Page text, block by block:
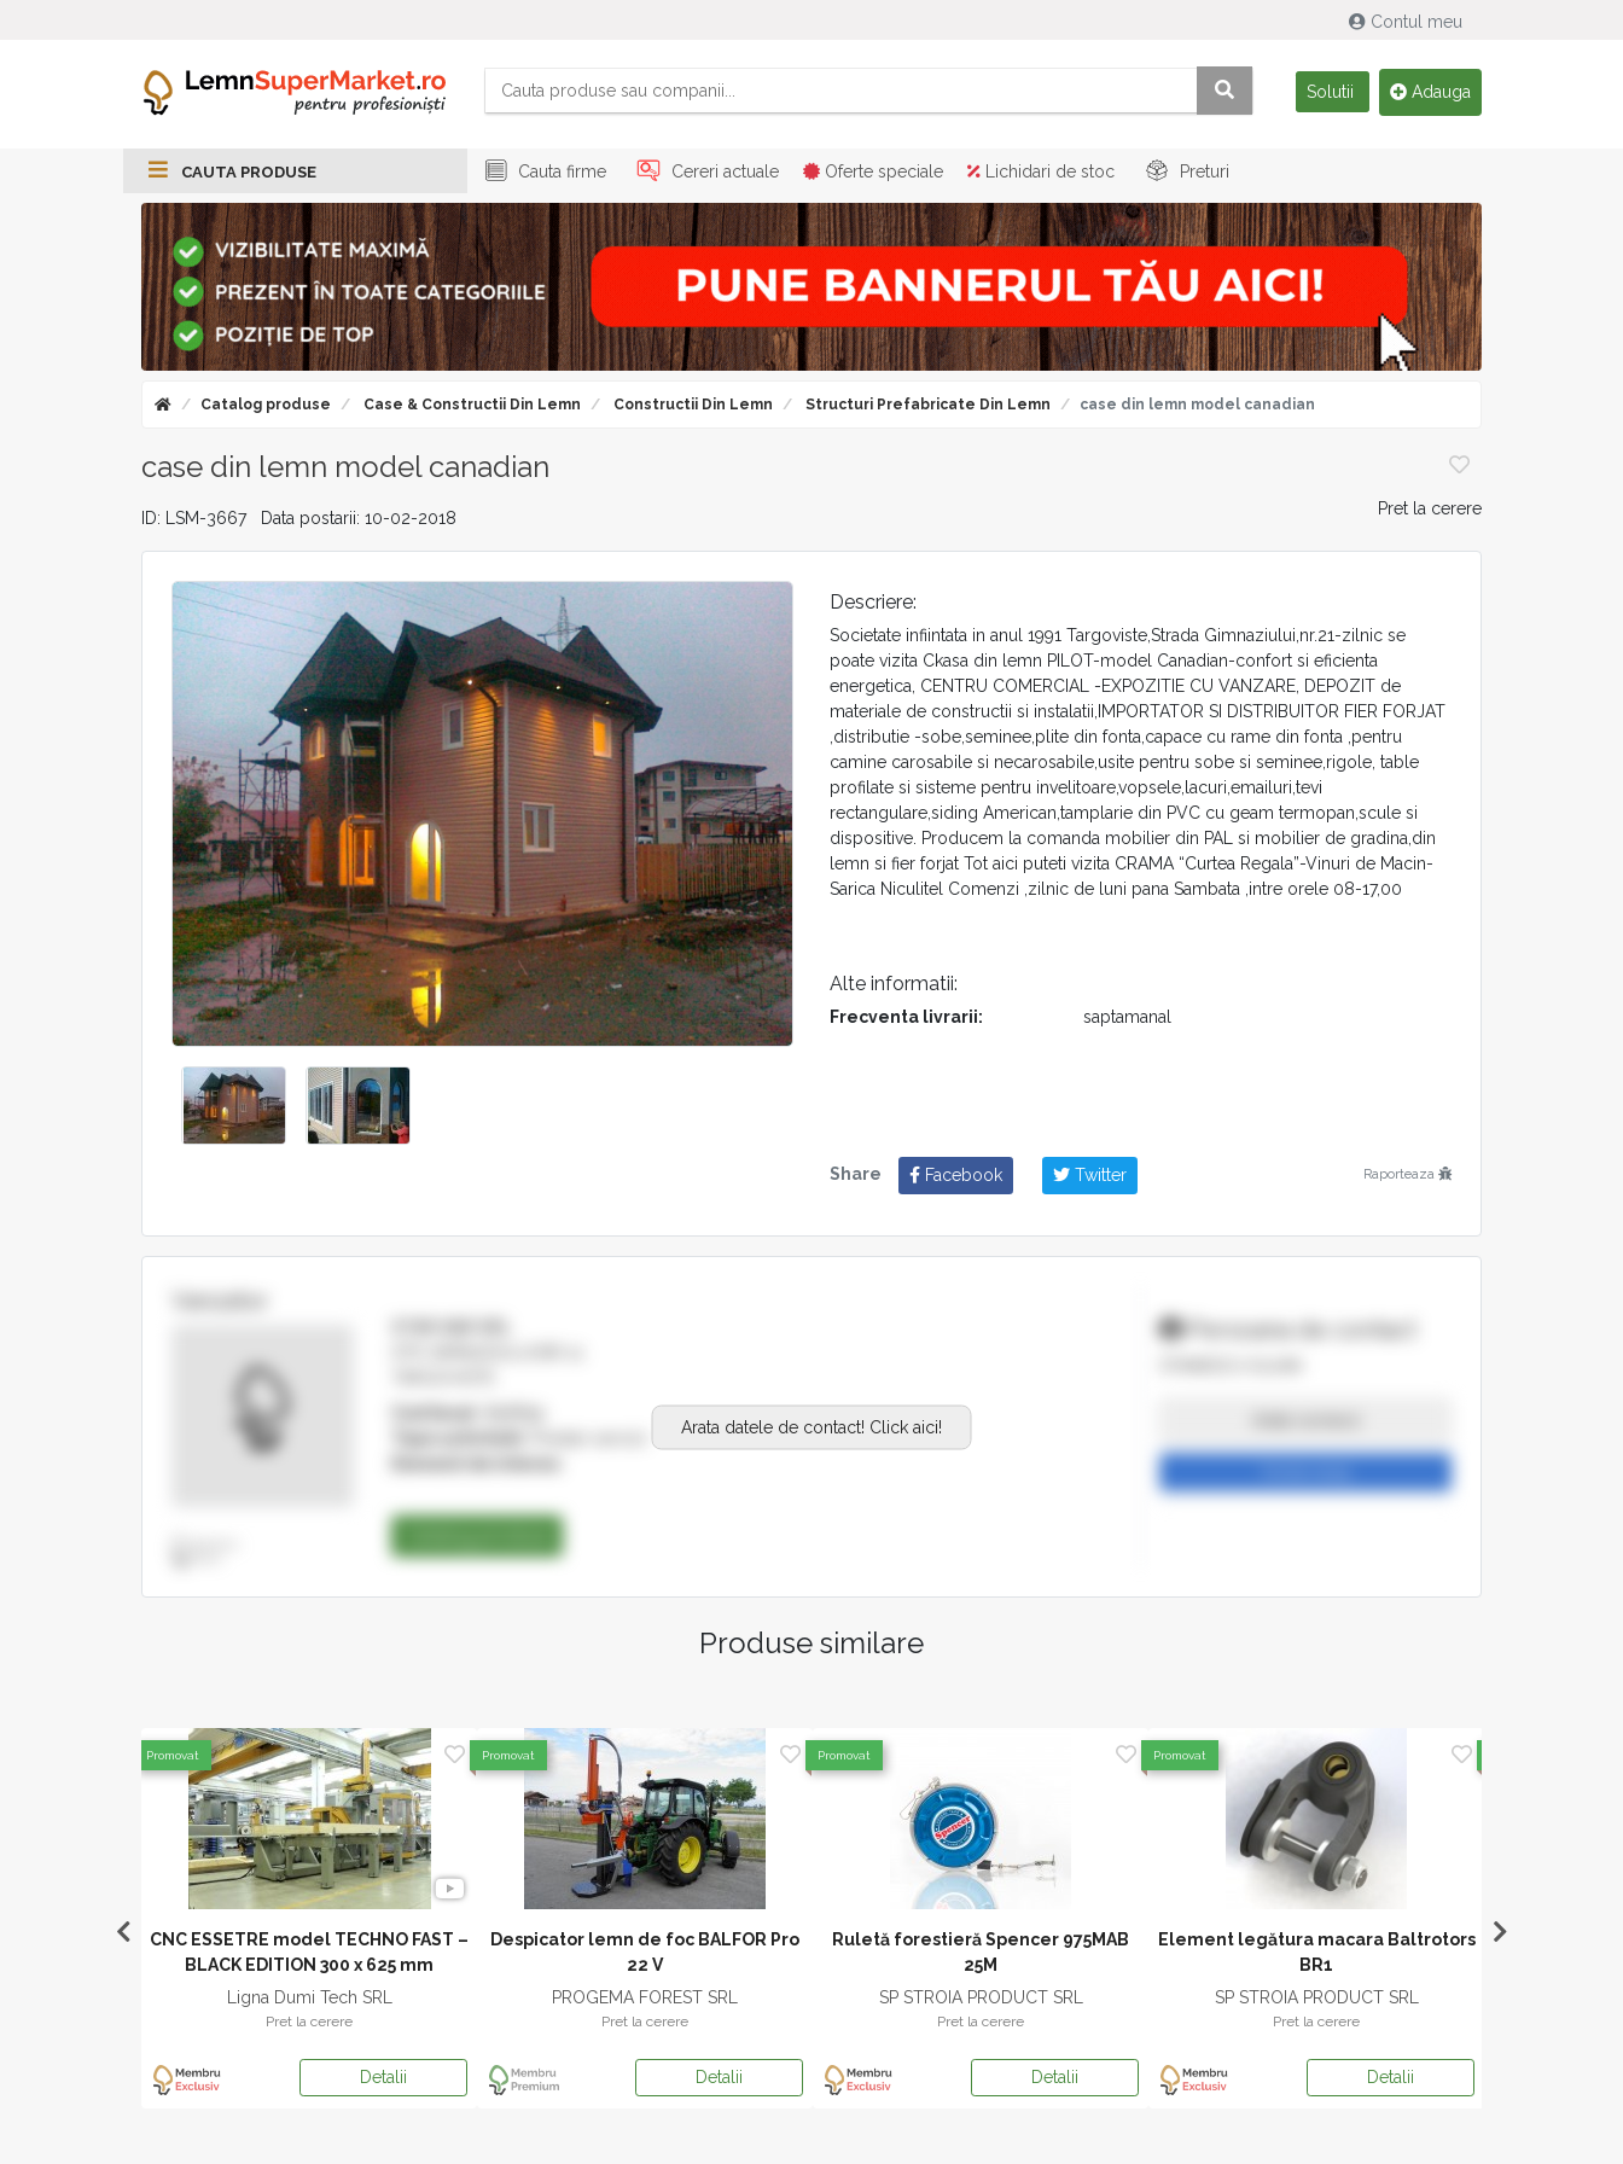
Contul meu
Solutii Adauga
CAUTA PRODUSE Cauta firme Cereri actuale Oferte speciale Lichidari de stoc Preturi
Catalog produse Case & Constructii Din Lemn Constructii Din Lemn Structuri Prefabricate Din Lemn case din lemn model canadian
case din lemn model canadian
ID: LSM-3667 Data postarii: 10-02-2018 Pret la cerere
Descriere:
Societate infiintata in anul 1991 Targoviste,Strada Gimnaziului,nr.21-zilnic se
poate vizita Ckasa din lemn PILOT-model Canadian-confort si eficienta
energetica, CENTRU COMERCIAL -EXPOZITIE CU VANZARE, DEPOZIT de
materiale de constructii si instalatii,IMPORTATOR SI DISTRIBUITOR FIER FORJAT
,distributie -sobe,seminee,plite din fonta,capace cu rame din fonta ,pentru
camine carosabile si necarosabile,usite pentru sobe si seminee,rigole, table
profilate si sisteme pentru invelitoare,vopsele,lacuri,emailuri,tevi
rectangulare,siding American,tamplarie din PVC cu geam termopan,scule si
dispositive. Producem la comanda mobilier din PAL si mobilier de gradina,din
lemn si fier forjat Tot aici puteti vizita CRAMA “Curtea Regala”-Vinuri de Macin-
Sarica Niculitel Comenzi ,zilnic de luni pana Sambata ,intre orele 08-17,00
Alte informatii:
Frecventa livrarii: saptamanal
Share Facebook Twitter Raporteaza
Arata datele de contact! Click aici!
Produse similare
235 MXRS-
CNC ESSETRE model TECHNO FAST –
BLACK EDITION 300 x 625 mm
Ligna Dumi Tech SRL
Pret la cerere
Detalii
Promovat
Despicator lemn de foc BALFOR Pro
22 V
PROGEMA FOREST SRL
Pret la cerere
Detalii
Promovat
Ruletă forestieră Spencer 975MAB
25M
SP STROIA PRODUCT SRL
Pret la cerere
Detalii
Promovat
Element legătura macara Baltrotors
BR1
SP STROIA PRODUCT SRL
Pret la cerere
Detalii
Promovat